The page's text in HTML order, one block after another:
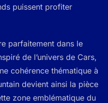
puissent profiter
parfaitement dans le
de l’univers de Cars,
cohérence thématique à
devient ainsi la pièce
zone emblématique du